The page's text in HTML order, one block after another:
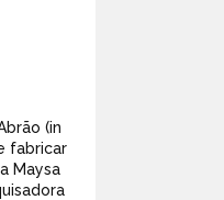
(in
fabricar
Maysa